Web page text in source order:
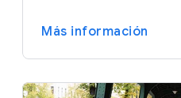
Más información